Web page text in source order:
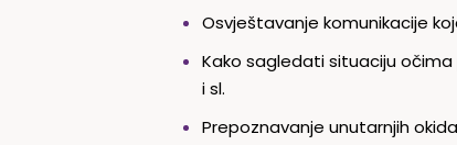
Osvještavanje komunikacije
Kako sagledati situaciju
i sl.
Prepoznavanje unutarnjih